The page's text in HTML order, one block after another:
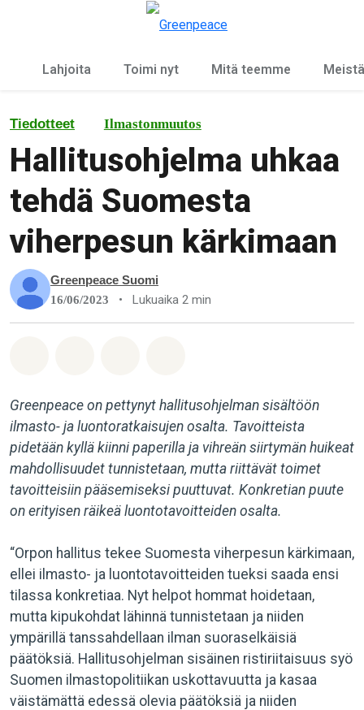
Lahjoita Toimi nyt Mitä teemme Meistä
Tiedotteet Ilmastonmuutos
Hallitusohjelma uhkaa
tehdä Suomesta
viherpesun kärkimaan
Greenpeace Suomi
16/06/2023 • Lukuaika 2 min
Greenpeace on pettynyt hallitusohjelman sisältöön
ilmasto- ja luontoratkaisujen osalta. Tavoitteista
pidetään kyllä kiinni paperilla ja vihreän siirtymän huikeat
mahdollisuudet tunnistetaan, mutta riittävät toimet
tavoitteisiin pääsemiseksi puuttuvat. Konkretian puute
on erityisen räikeä luontotavoitteiden osalta.
“Orpon hallitus tekee Suomesta viherpesun kärkimaan,
ellei ilmasto- ja luontotavoitteiden tueksi saada ensi
tilassa konkretiaa. Nyt helpot hommat hoidetaan,
mutta kipukohdat lähinnä tunnistetaan ja niiden
ympärillä tanssahdellaan ilman suoraselkäisiä
päätöksiä. Hallitusohjelman sisäinen ristiriitaisuus syö
Suomen ilmastopolitiikan uskottavuutta ja kasaa
väistämättä edessä olevia päätöksiä ja niiden